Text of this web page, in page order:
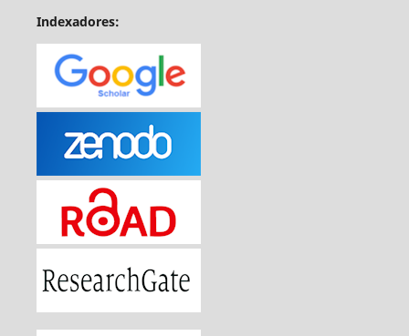
Indexadores: